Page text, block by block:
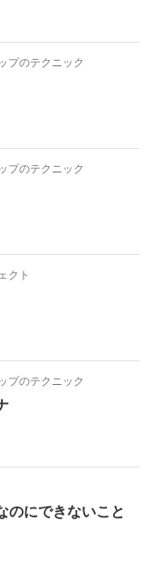
プのテクニック
プのテクニック
クト
プのテクニック
のにできないこと